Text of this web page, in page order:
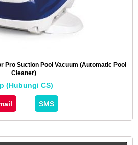
Pro Suction Pool Vacuum (Automatic Pool
Cleaner)
(Hubungi CS)
SMS